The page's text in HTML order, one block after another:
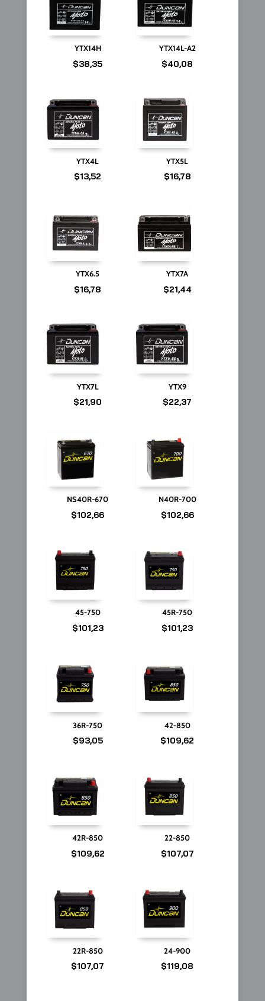
YTX14H
$38,35
YTX14L-A2
$40,08
YTX4L
$13,52
YTX5L
$16,78
YTX6.5
$16,78
YTX7A
$21,44
YTX7L
$21,90
YTX9
$22,37
NS40R-670
$102,66
N40R-700
$102,66
45-750
$101,23
45R-750
$101,23
36R-750
$93,05
42-850
$109,62
42R-850
$109,62
22-850
$107,07
22R-850
$107,07
24-900
$119,08